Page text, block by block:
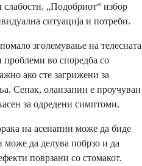
„Подобриот“ избор
ситуација и потреби.
зголемување на телесната
во споредба со
ако сте загрижени за
Сепак, оланзапин е проучуван
за одредени симптоми.
на асенапин може да биде
може да делува побрзо и да
поврзани со стомакот.